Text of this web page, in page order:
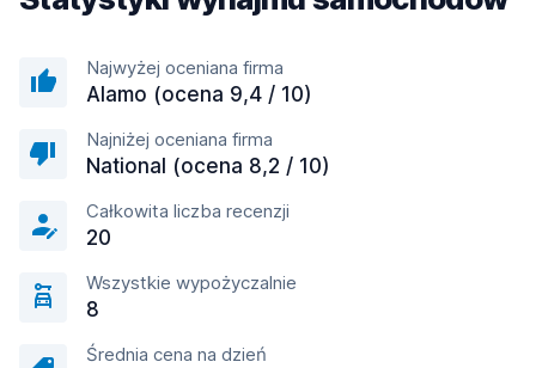
Najwyżej oceniana firma
Alamo (ocena 9,4 / 10)
Najniżej oceniana firma
National (ocena 8,2 / 10)
Całkowita liczba recenzji
20
Wszystkie wypożyczalnie
8
Średnia cena na dzień